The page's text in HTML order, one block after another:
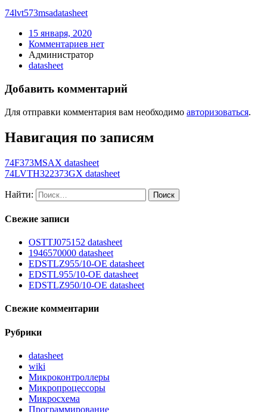
74lvt573msadatasheet
15 января, 2020
Комментариев нет
Администратор
datasheet
Добавить комментарий
Для отправки комментария вам необходимо авторизоваться.
Навигация по записям
74F373MSAX datasheet
74LVTH322373GX datasheet
Найти:
Свежие записи
OSTTJ075152 datasheet
1946570000 datasheet
EDSTLZ955/10-OE datasheet
EDSTL955/10-OE datasheet
EDSTLZ950/10-OE datasheet
Свежие комментарии
Рубрики
datasheet
wiki
Микроконтроллеры
Микропроцессоры
Микросхема
Программирование